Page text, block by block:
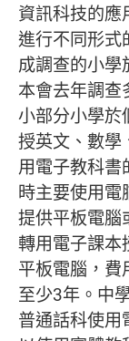
資訊科技的應
進行不同形式
成調查的小學
本會去年調查
小部分小學於
授英文、數學
用電子教科書
時主要使用電
提供平板電腦
轉用電子課本
平板電腦，費
至少3年。中
普通話科使用